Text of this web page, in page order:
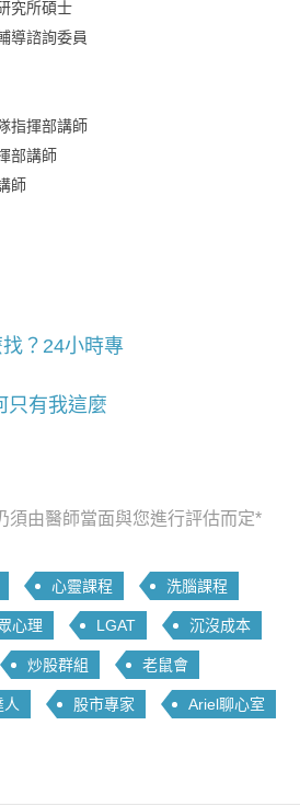
究所碩士
導諮詢委員
指揮部講師
部講師
師
？24小時專
只有我這麼
須由醫師當面與您進行評估而定*
心靈課程 洗腦課程
心理 LGAT 沉沒成本
炒股群組 老鼠會
人 股市專家 Ariel聊心室